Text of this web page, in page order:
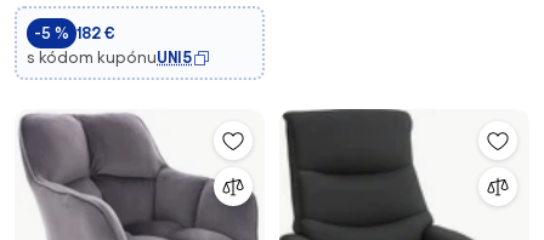
funkciou, hojdačkou,
zamatovým poťahom,
opierkou hlavy
-5 % 182 €
s kódom kupónuUNI5